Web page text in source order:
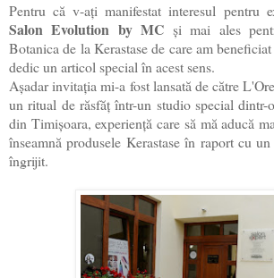
Pentru că v-ați manifestat interesul pentru
Salon Evolution by MC și mai ales
Botanica de la Kerastase de care am
dedic un articol special în acest sens.
Așadar invitația mi-a fost lansată de către
un ritual de răsfăț într-un studio special dintr-
din Timișoara, experiență care să mă aducă
înseamnă produsele Kerastase în raport cu
îngrijit.